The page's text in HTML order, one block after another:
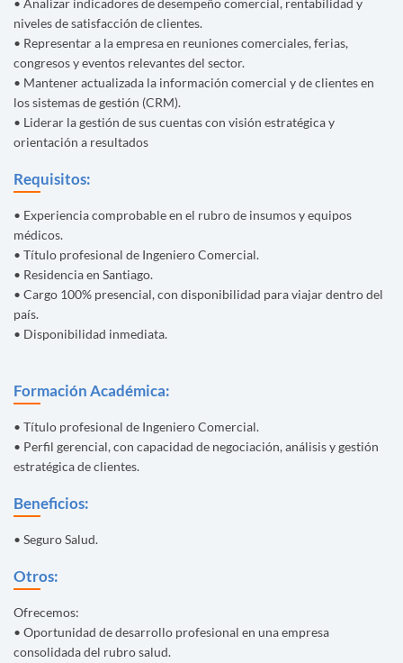
• Analizar indicadores de desempeño comercial, rentabilidad y
niveles de satisfacción de clientes.
• Representar a la empresa en reuniones comerciales, ferias,
congresos y eventos relevantes del sector.
• Mantener actualizada la información comercial y de clientes en
los sistemas de gestión (CRM).
• Liderar la gestión de sus cuentas con visión estratégica y
orientación a resultados
Requisitos:
• Experiencia comprobable en el rubro de insumos y equipos
médicos.
• Título profesional de Ingeniero Comercial.
• Residencia en Santiago.
• Cargo 100% presencial, con disponibilidad para viajar dentro del
país.
• Disponibilidad inmediata.
Formación Académica:
• Título profesional de Ingeniero Comercial.
• Perfil gerencial, con capacidad de negociación, análisis y gestión
estratégica de clientes.
Beneficios:
• Seguro Salud.
Otros:
Ofrecemos:
• Oportunidad de desarrollo profesional en una empresa
consolidada del rubro salud.